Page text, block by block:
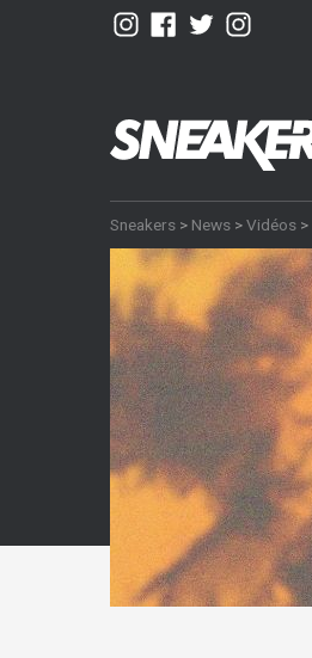
Sneakers > News >Vidéos >